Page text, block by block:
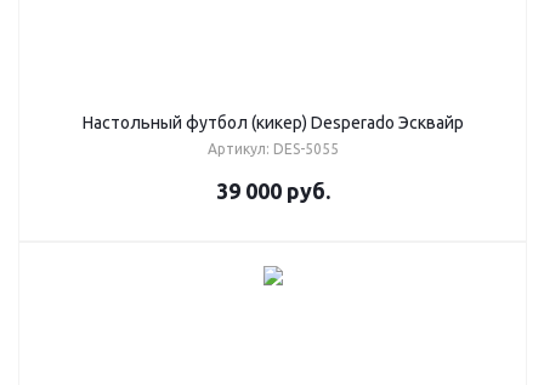
Настольный футбол (кикер) Desperado Эсквайр
Артикул: DES-5055
39 000 руб.